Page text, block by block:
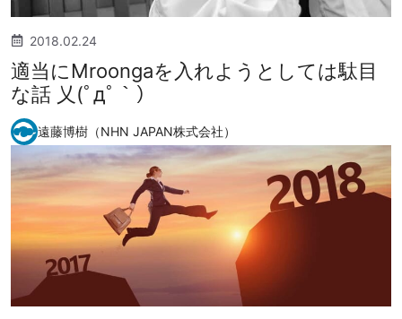
2018.02.24
適当にMroongaを入れようとしては駄目
な話 乂(ﾟдﾟ｀）
遠藤博樹（NHN JAPAN株式会社）